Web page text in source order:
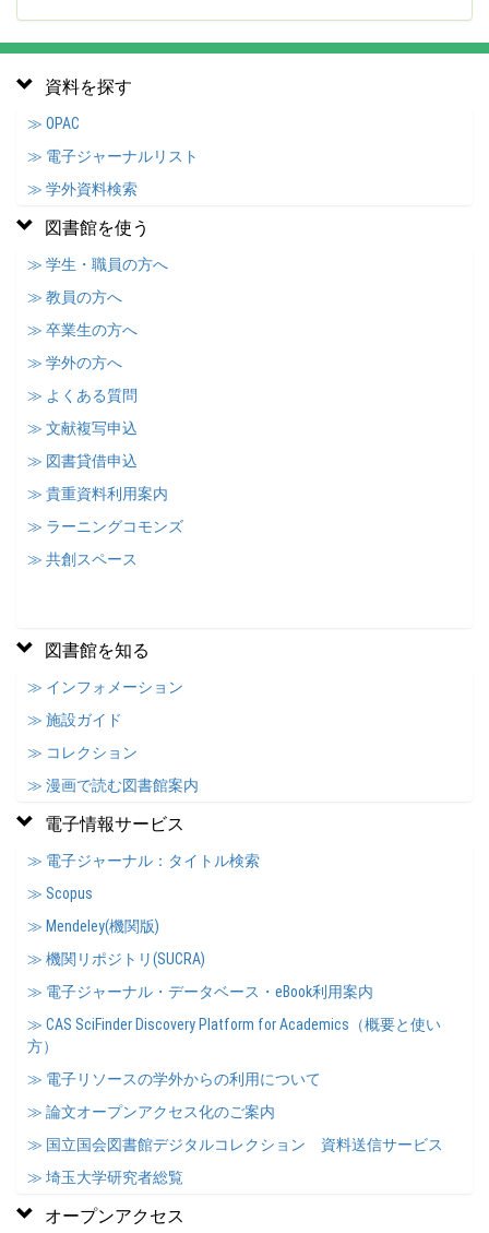
資料を探す
≫ OPAC
≫ 電子ジャーナルリスト
≫ 学外資料検索
図書館を使う
≫ 学生・職員の方へ
≫ 教員の方へ
≫ 卒業生の方へ
≫ 学外の方へ
≫ よくある質問
≫ 文献複写申込
≫ 図書貸借申込
≫ 貴重資料利用案内
≫ ラーニングコモンズ
≫ 共創スペース
図書館を知る
≫ インフォメーション
≫ 施設ガイド
≫ コレクション
≫ 漫画で読む図書館案内
電子情報サービス
≫ 電子ジャーナル：タイトル検索
≫ Scopus
≫ Mendeley(機関版)
≫ 機関リポジトリ(SUCRA)
≫ 電子ジャーナル・データベース・eBook利用案内
≫ CAS SciFinder Discovery Platform for Academics（概要と使い
方）
≫ 電子リソースの学外からの利用について
≫ 論文オープンアクセス化のご案内
≫ 国立国会図書館デジタルコレクション 資料送信サービス
≫ 埼玉大学研究者総覧
オープンアクセス